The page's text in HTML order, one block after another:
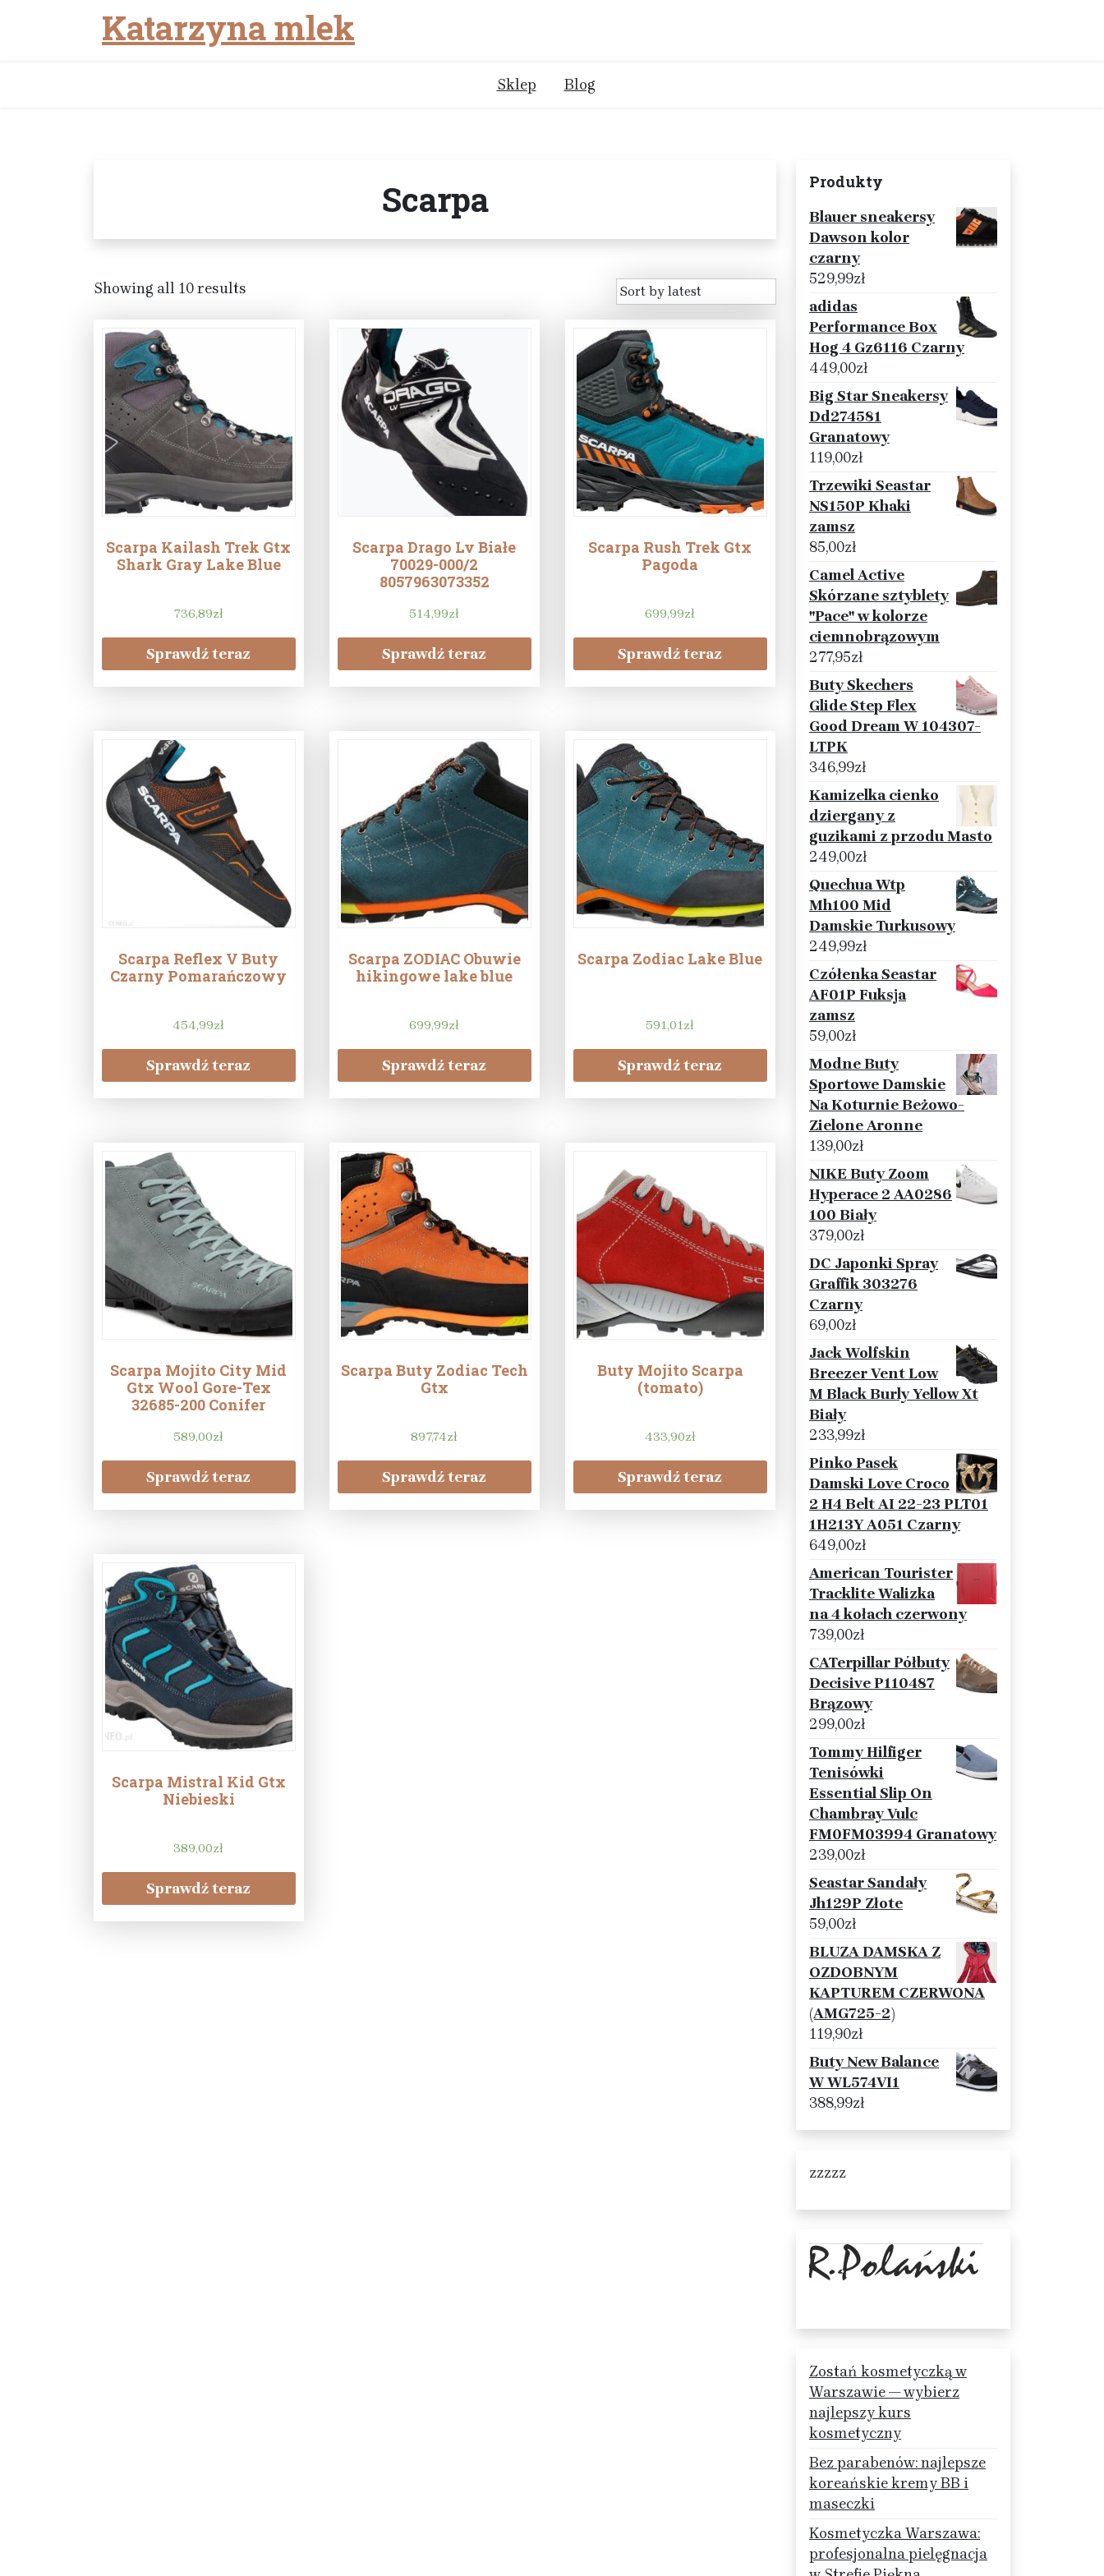
Katarzyna mlek
Sklep Blog
Scarpa
Showing all 10 results
Scarpa Kailash Trek Gtx
Shark Gray Lake Blue
736,89zł
Sprawdź teraz
Scarpa Drago Lv Białe
70029-000/2
8057963073352
514,99zł
Sprawdź teraz
Scarpa Rush Trek Gtx
Pagoda
699,99zł
Sprawdź teraz
Scarpa Reflex V Buty
Czarny Pomarańczowy
454,99zł
Sprawdź teraz
Scarpa ZODIAC Obuwie
hikingowe lake blue
699,99zł
Sprawdź teraz
Scarpa Zodiac Lake Blue
591,01zł
Sprawdź teraz
Scarpa Mojito City Mid
Gtx Wool Gore-Tex
32685-200 Conifer
589,00zł
Sprawdź teraz
Scarpa Buty Zodiac Tech
Gtx
897,74zł
Sprawdź teraz
Buty Mojito Scarpa
(tomato)
433,90zł
Sprawdź teraz
Scarpa Mistral Kid Gtx
Niebieski
389,00zł
Sprawdź teraz
Produkty
Blauer sneakersy
Dawson kolor
czarny
529,99zł
adidas
Performance Box
Hog 4 Gz6116 Czarny
449,00zł
Big Star Sneakersy
Dd274581
Granatowy
119,00zł
Trzewiki Seastar
NS150P Khaki
zamsz
85,00zł
Camel Active
Skórzane sztyblety
"Pace" w kolorze
ciemnobrązowym
277,95zł
Buty Skechers
Glide Step Flex
Good Dream W 104307-
LTPK
346,99zł
Kamizelka cienko
dziergany z
guzikami z przodu Masto
249,00zł
Quechua Wtp
Mh100 Mid
Damskie Turkusowy
249,99zł
Czółenka Seastar
AF01P Fuksja
zamsz
59,00zł
Modne Buty
Sportowe Damskie
Na Koturnie Beżowo-
Zielone Aronne
139,00zł
NIKE Buty Zoom
Hyperace 2 AA0286
100 Biały
379,00zł
DC Japonki Spray
Graffik 303276
Czarny
69,00zł
Jack Wolfskin
Breezer Vent Low
M Black Burly Yellow Xt
Biały
233,99zł
Pinko Pasek
Damski Love Croco
2 H4 Belt AI 22-23 PLT01
1H213Y A051 Czarny
649,00zł
American Tourister
Tracklite Walizka
na 4 kołach czerwony
739,00zł
CATerpillar Półbuty
Decisive P110487
Brązowy
299,00zł
Tommy Hilfiger
Tenisówki
Essential Slip On
Chambray Vulc
FM0FM03994 Granatowy
239,00zł
Seastar Sandały
Jh129P Złote
59,00zł
BLUZA DAMSKA Z
OZDOBNYM
KAPTUREM CZERWONA
(AMG725-2)
119,90zł
Buty New Balance
W WL574VI1
388,99zł
zzzzz
Zostań kosmetyczką w
Warszawie — wybierz
najlepszy kurs
kosmetyczny
Bez parabenów: najlepsze
koreańskie kremy BB i
maseczki
Kosmetyczka Warszawa:
profesjonalna pielęgnacja